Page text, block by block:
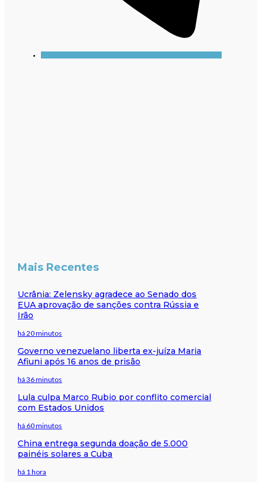
Mais Recentes
Ucrânia: Zelensky agradece ao Senado dos
EUA aprovação de sanções contra Rússia e
Irão
há 20 minutos
Governo venezuelano liberta ex-juíza Maria
Afiuni após 16 anos de prisão
há 36 minutos
Lula culpa Marco Rubio por conflito comercial
com Estados Unidos
há 60 minutos
China entrega segunda doação de 5.000
painéis solares a Cuba
há 1 hora